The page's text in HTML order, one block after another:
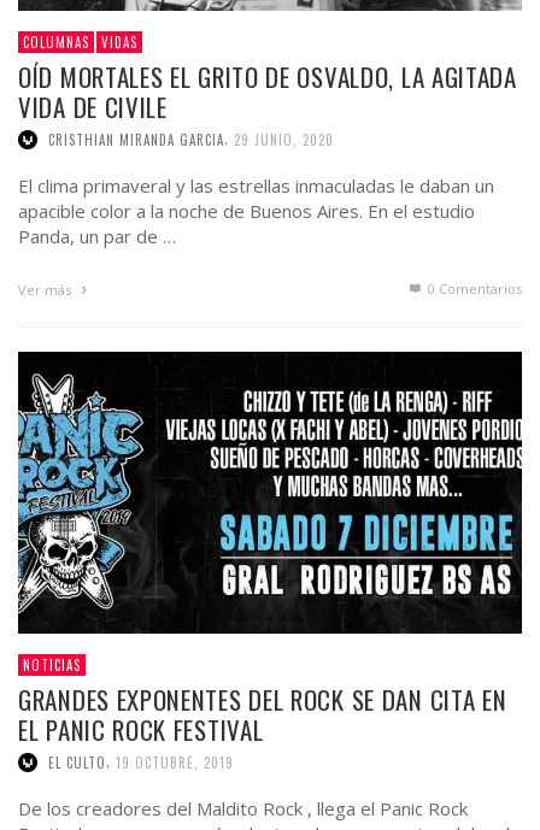
COLUMNAS VIDAS
OÍD MORTALES EL GRITO DE OSVALDO, LA AGITADA
VIDA DE CIVILE
CRISTHIAN MIRANDA GARCIA, 29 JUNIO, 2020
El clima primaveral y las estrellas inmaculadas le daban un
apacible color a la noche de Buenos Aires. En el estudio
Panda, un par de …
Ver más 0 Comentarios
NOTICIAS
GRANDES EXPONENTES DEL ROCK SE DAN CITA EN
EL PANIC ROCK FESTIVAL
EL CULTO, 19 OCTUBRE, 2019
De los creadores del Maldito Rock , llega el Panic Rock